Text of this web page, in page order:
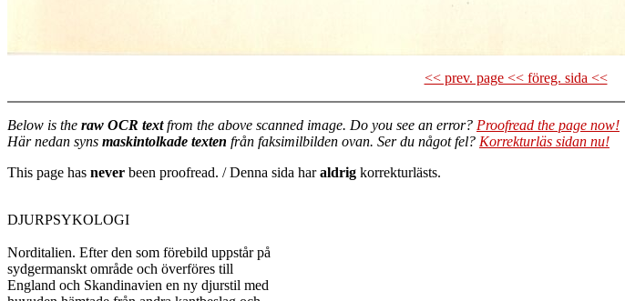
<< prev. page << föreg. sida <<
Below is the raw OCR textfrom the above scanned image. Do you see an error? Proofread the page now!
Här nedan syns maskintolkade texten från faksimilbilden ovan. Ser du något fel? Korrekturläs sidan nu!
This page has never been proofread. / Denna sida haraldrig korrekturlästs.
DJURPSYKOLOGI
Norditalien. Efter den som förebild uppstår på
sydgermanskt område och överföres till
England och Skandinavien en ny djurstil med